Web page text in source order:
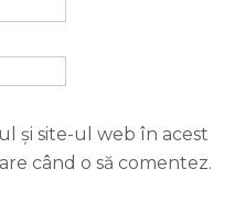
și site-ul web în acest
când o să comentez.